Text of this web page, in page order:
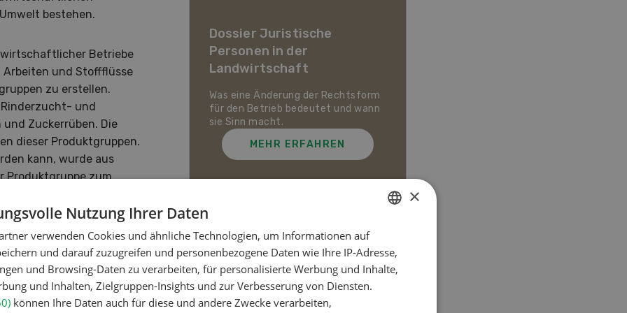
bestehen.
Betriebe
und Stoffflüsse
zu erstellen.
und
Zuckerrüben. Die
dieser Produktgruppen.
kann, wurde aus
Produktgruppe zum
Landwirtschaft im
den Schweizer Pflanzenbau
Tierhaltung zukommt und
die Schweizer
gegen Hitze,
und Extremwetter
kann.
MEHR ERFAHREN
Dossier Juristische
Personen in der
Landwirtschaft
Was eine Änderung der Rechtsform
für den Betrieb bedeutet und wann
sie Sinn macht.
MEHR ERFAHREN
Meistgelesene Artikel
Nutztiere
FRENCH
×
Nutzung Ihrer Daten
verwenden Cookies und ähnliche Technologien, um Informationen auf
und darauf zuzugreifen und personenbezogene Daten wie Ihre IP-Adresse,
und Browsing-Daten zu verarbeiten, für personalisierte Werbung und Inhalte,
und Inhalten, Zielgruppen-Insights und zur Verbesserung von Diensten.
können Ihre Daten auch für diese und andere Zwecke verarbeiten,